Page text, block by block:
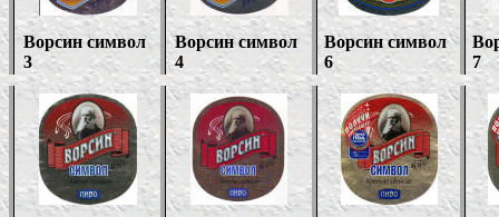
Ворсин символ
3
Ворсин символ
4
Ворсин символ
6
7